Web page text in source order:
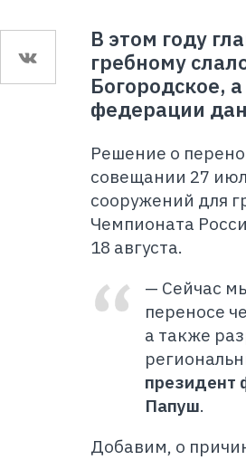
В этом году
гребному
Богородское,
федерации
Решение о
совещании 27
сооружений для
Чемпионата
18 августа.
— Сейчас
переносе
а также
президент
Папуш.
Добавим, о